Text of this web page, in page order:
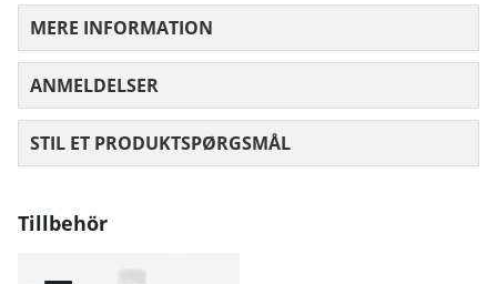
MERE INFORMATION
ANMELDELSER
STIL ET PRODUKTSPØRGSMÅL
Tillbehör